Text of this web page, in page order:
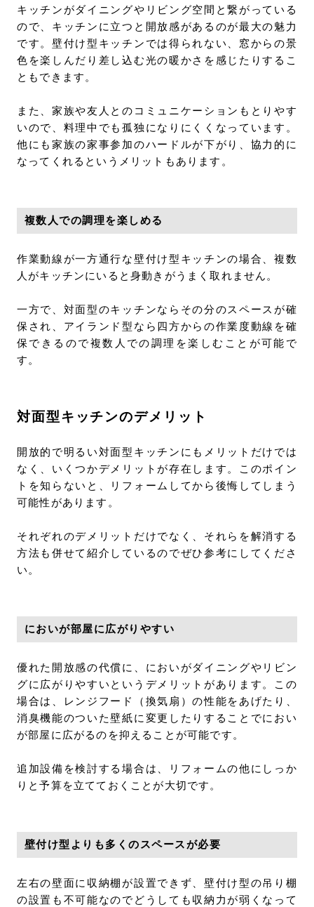
キッチンがダイニングやリビング空間と繋がっている
ので、キッチンに立つと開放感があるのが最大の魅力
です。壁付け型キッチンでは得られない、窓からの景
色を楽しんだり差し込む光の暖かさを感じたりするこ
ともできます。
また、家族や友人とのコミュニケーションもとりやす
いので、料理中でも孤独になりにくくなっています。
他にも家族の家事参加のハードルが下がり、協力的に
なってくれるというメリットもあります。
複数人での調理を楽しめる
作業動線が一方通行な壁付け型キッチンの場合、複数
人がキッチンにいると身動きがうまく取れません。
一方で、対面型のキッチンならその分のスペースが確
保され、アイランド型なら四方からの作業度動線を確
保できるので複数人での調理を楽しむことが可能で
す。
対面型キッチンのデメリット
開放的で明るい対面型キッチンにもメリットだけでは
なく、いくつかデメリットが存在します。このポイン
トを知らないと、リフォームしてから後悔してしまう
可能性があります。
それぞれのデメリットだけでなく、それらを解消する
方法も併せて紹介しているのでぜひ参考にしてくださ
い。
においが部屋に広がりやすい
優れた開放感の代償に、においがダイニングやリビン
グに広がりやすいというデメリットがあります。この
場合は、レンジフード（換気扇）の性能をあげたり、
消臭機能のついた壁紙に変更したりすることでにおい
が部屋に広がるのを抑えることが可能です。
追加設備を検討する場合は、リフォームの他にしっか
りと予算を立てておくことが大切です。
壁付け型よりも多くのスペースが必要
左右の壁面に収納棚が設置できず、壁付け型の吊り棚
の設置も不可能なのでどうしても収納力が弱くなって